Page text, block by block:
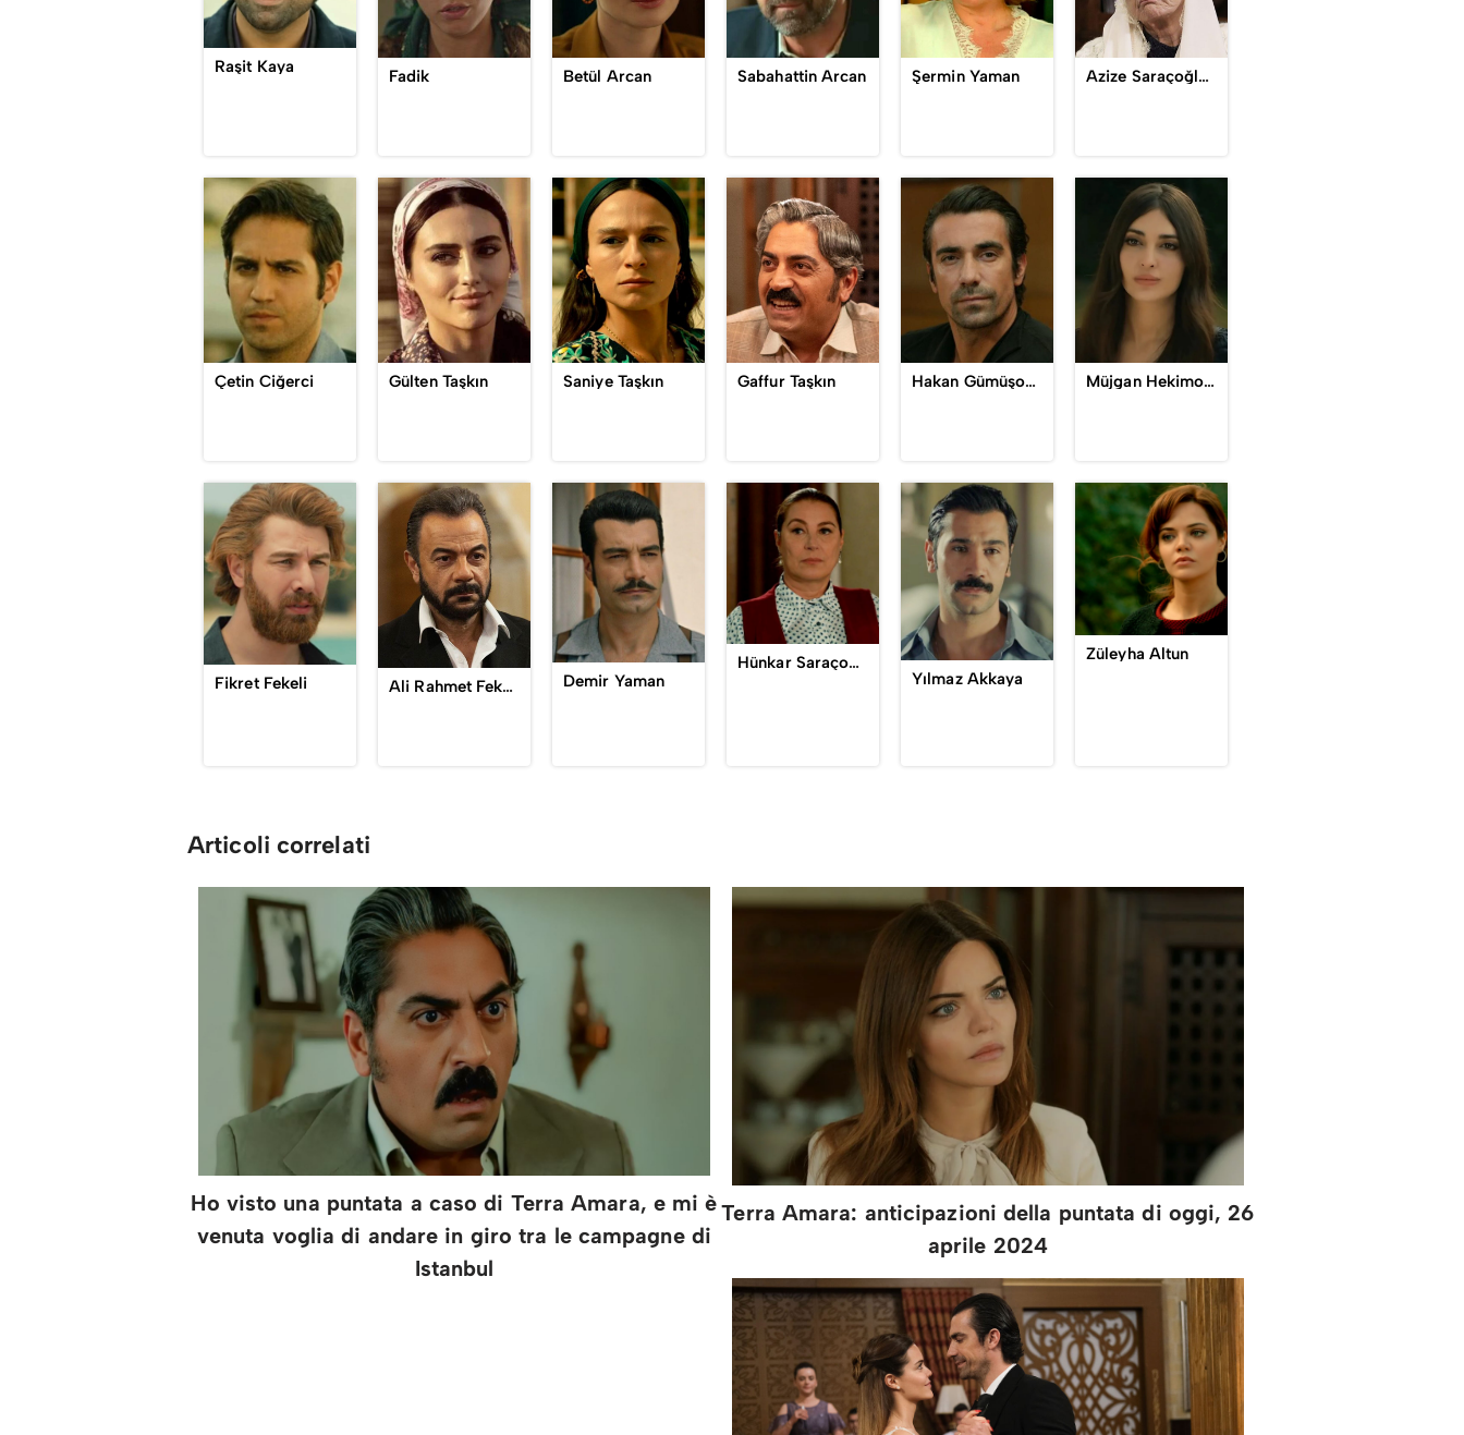
Raşit Kaya
Fadik Betül Arcan Sabahattin Arcan Şermin Yaman Azize Saraçoğlu, Nonnina
Çetin Ciğerci Gülten Taşkın Saniye Taşkın Gaffur Taşkın Hakan Gümüşoğlu / Mehmet Kara Müjgan Hekimoğlu
Fikret Fekeli Ali Rahmet Fekeli Demir Yaman
Hünkar Saraçoğlu-Yaman
Yılmaz Akkaya
Züleyha Altun
Articoli correlati
Ho visto una puntata a caso di Terra Amara, e mi è
venuta voglia di andare in giro tra le campagne di
Istanbul
Terra Amara: anticipazioni della puntata di oggi, 26
aprile 2024